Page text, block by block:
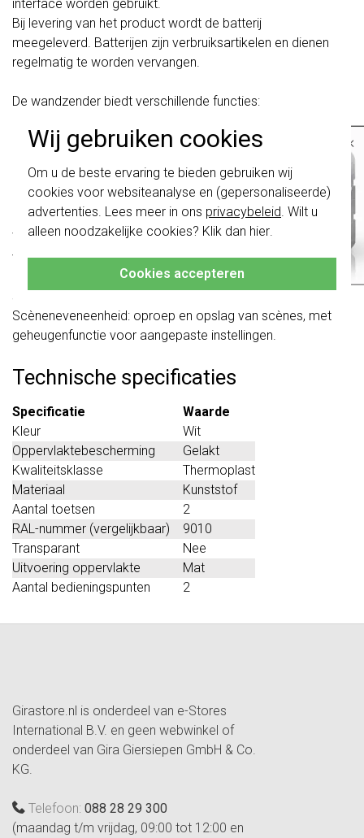
Wij gebruiken cookies
Om u de beste ervaring te bieden gebruiken wij
cookies voor websiteanalyse en (gepersonaliseerde)
advertenties. Lees meer in ons privacybeleid . Wilt u
alleen noodzakelijke cookies? Klik dan hier
Cookies accepteren
interface worden gebruikt.
Bij levering van het product wordt de batterij
meegeleverd. Batterijen zijn verbruiksartikelen en dienen
regelmatig te worden vervangen.
De wandzender biedt verschillende functies:
Schakelen: commando’s bij indrukken en loslaten, zoals
Dimmen: instelbare commando's voor lichter of donkerder.
Jaloeziebediening: bediening met commando’s voor
omhoog/omlaag of om.
Waardegever: ondersteunt meerdere byte-formaten voor
variabele gegevens.
Kleurcontrole: besturing van RGB/RGBW-kleuren en
schakelen tussen 8 kleurwaarden.
Scèneneveneenheid: oproep en opslag van scènes, met
geheugenfunctie voor aangepaste instellingen.
Technische specificaties
Specificatie
Waarde
Kleur
Wit
Oppervlaktebescherming
Gelakt
Kwaliteitsklasse
Thermoplast
Materiaal
Kunststof
Aantal toetsen
2
RAL-nummer (vergelijkbaar)
9010
Transparant
Nee
Uitvoering oppervlakte
Mat
Aantal bedieningspunten
2
Girastore.nl is onderdeel van e-Stores
International B.V. en geen webwinkel of
onderdeel van Gira Giersiepen GmbH & Co.
KG.
Telefoon: 088 28 29 300
(maandag t/m vrijdag, 09:00 tot 12:00 en
×
schakelwippen zijn vernieuwd. Ze zijn
niette combineren met de schakelaars
van vóór augustus 2024.
Klik hiervoor meer informatie, zodat je